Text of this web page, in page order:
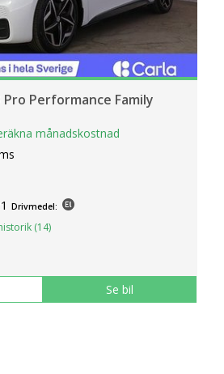
Pro Performance Family
månadskostnad
Drivmedel:
(14)
Se bil